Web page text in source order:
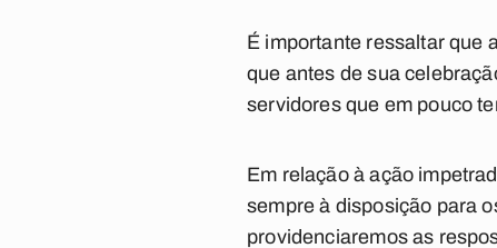
É importante ressaltar que
que antes de sua
servidores que em pouco
Em relação à ação
sempre à disposição para
providenciaremos as